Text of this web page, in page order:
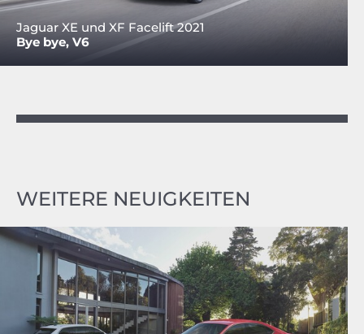
Jaguar XE und XF Facelift 2021
Bye bye, V6
WEITERE NEUIGKEITEN